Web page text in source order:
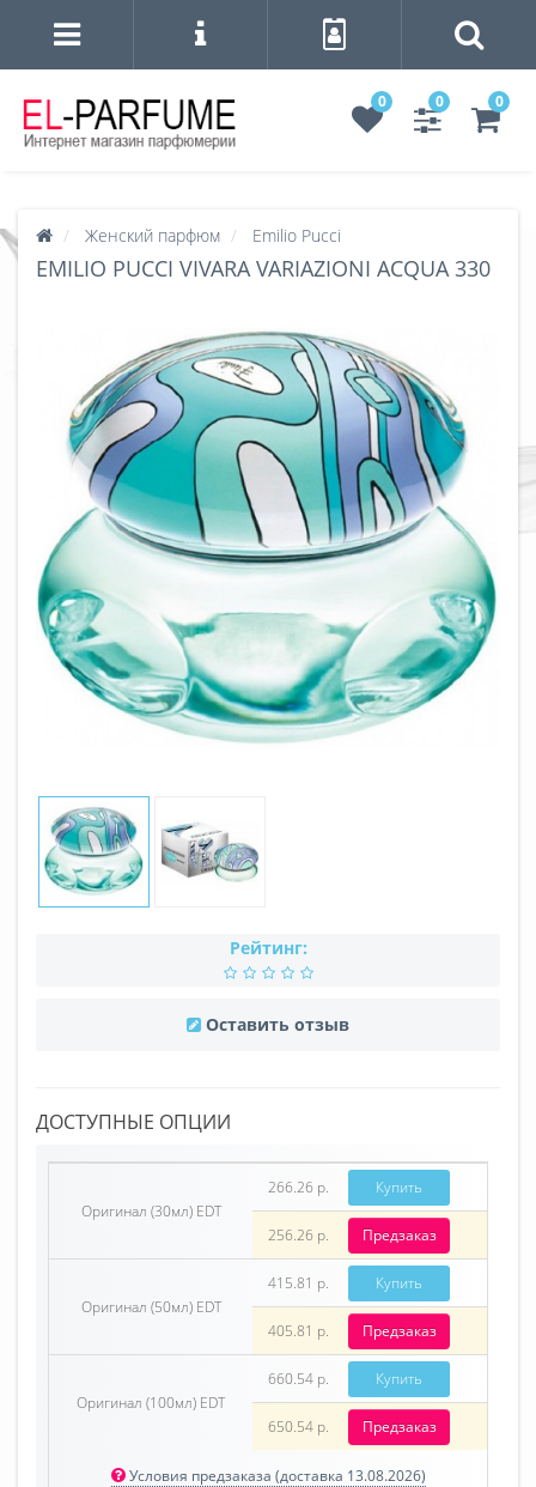
0 0 0
Женский парфюм Emilio Pucci
EMILIO PUCCI VIVARA VARIAZIONI ACQUA 330
Рейтинг:
Оставить отзыв
ДОСТУПНЫЕ ОПЦИИ
Оригинал (30мл) EDT
266.26 р. Купить
256.26 р. Предзаказ
Оригинал (50мл) EDT
415.81 р. Купить
405.81 р. Предзаказ
Оригинал (100мл) EDT
660.54 р. Купить
650.54 р. Предзаказ
Условия предзаказа (доставка 13.08.2026)